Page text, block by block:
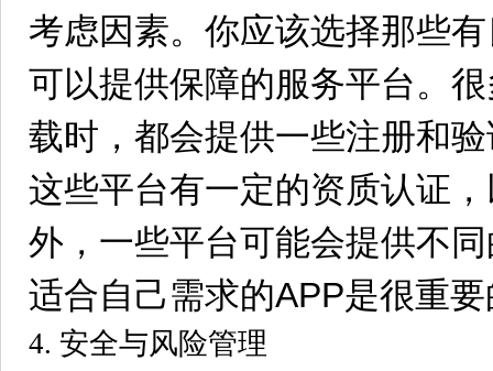
考虑因素。你应该选择那些
可以提供保障的服务平台。
载时，都会提供一些注册和
这些平台有一定的资质认证
外，一些平台可能会提供不
适合自己需求的APP是很重
4. 安全与风险管理